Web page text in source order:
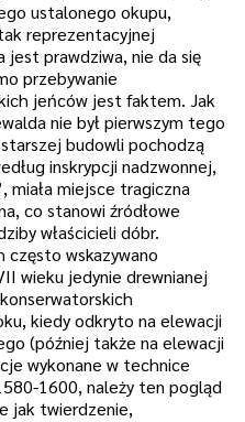
ustalonego okupu,
reprezentacyjnej
prawdziwa, nie da się
przebywanie
jeńców jest faktem. Jak
nie był pierwszym tego
budowli pochodzą
inskrypcji nadzwonnej,
miała miejsce tragiczna
co stanowi źródłowe
właścicieli dóbr.
często wskazywano
wieku jedynie drewnianej
kiedy odkryto na elewacji
(później także na elewacji
wykonane w technice
1600, należy ten pogląd
jak twierdzenie,